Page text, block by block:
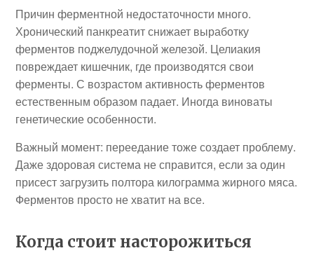
Причин ферментной недостаточности много.
Хронический панкреатит снижает выработку
ферментов поджелудочной железой. Целиакия
повреждает кишечник, где производятся свои
ферменты. С возрастом активность ферментов
естественным образом падает. Иногда виноваты
генетические особенности.
Важный момент: переедание тоже создает проблему.
Даже здоровая система не справится, если за один
присест загрузить полтора килограмма жирного мяса.
Ферментов просто не хватит на все.
Когда стоит насторожиться